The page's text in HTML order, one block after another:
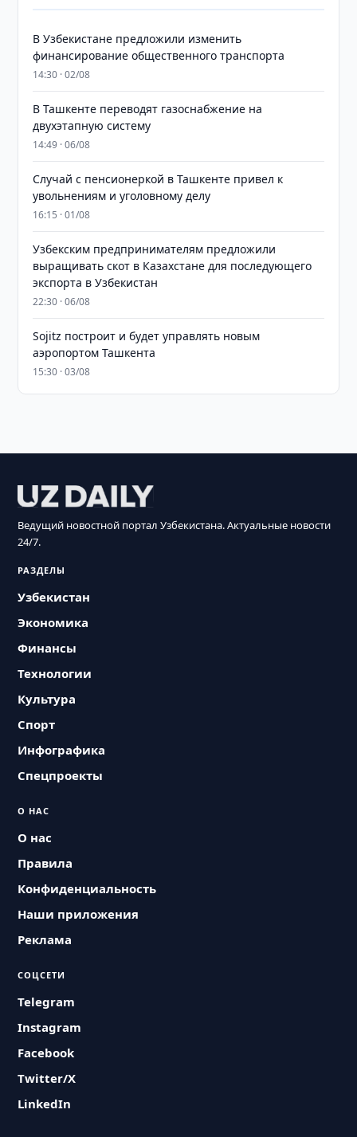
В Узбекистане предложили изменить
финансирование общественного транспорта
14:30 · 02/08
В Ташкенте переводят газоснабжение на
двухэтапную систему
14:49 · 06/08
Случай с пенсионеркой в Ташкенте привел к
увольнениям и уголовному делу
16:15 · 01/08
Узбекским предпринимателям предложили
выращивать скот в Казахстане для последующего
экспорта в Узбекистан
22:30 · 06/08
Sojitz построит и будет управлять новым
аэропортом Ташкента
15:30 · 03/08
Ведущий новостной портал Узбекистана. Актуальные новости
24/7.
РАЗДЕЛЫ
Узбекистан
Экономика
Финансы
Технологии
Культура
Спорт
Инфографика
Спецпроекты
О НАС
О нас
Правила
Конфиденциальность
Наши приложения
Реклама
СОЦСЕТИ
Telegram
Instagram
Facebook
Twitter/X
LinkedIn